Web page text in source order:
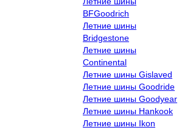
BFGoodrich
Летние шины
Bridgestone
Летние шины
Continental
Летние шины Gislaved
Летние шины Goodride
Летние шины Goodyear
Летние шины Hankook
Летние шины Ikon